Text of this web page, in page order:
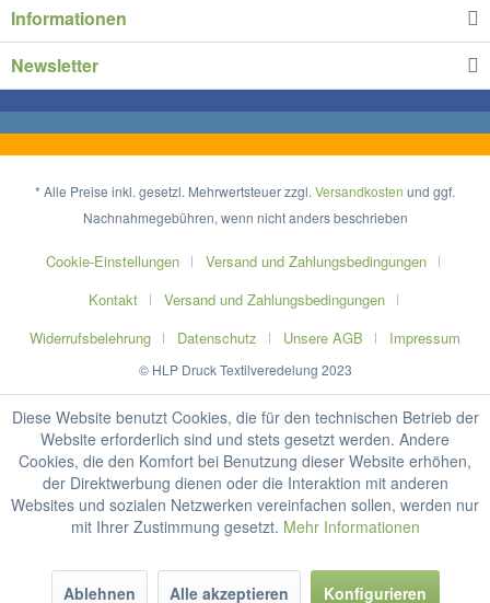
Informationen
Newsletter
* Alle Preise inkl. gesetzl. Mehrwertsteuer zzgl. Versandkosten und ggf.
Nachnahmegebühren, wenn nicht anders beschrieben
Cookie-Einstellungen
Versand und Zahlungsbedingungen
Kontakt
Versand und Zahlungsbedingungen
Widerrufsbelehrung
Datenschutz Unsere AGB Impressum
© HLP Druck Textilveredelung 2023
Diese Website benutzt Cookies, die für den technischen Betrieb der
Website erforderlich sind und stets gesetzt werden. Andere
Cookies, die den Komfort bei Benutzung dieser Website erhöhen,
der Direktwerbung dienen oder die Interaktion mit anderen
Websites und sozialen Netzwerken vereinfachen sollen, werden nur
mit Ihrer Zustimmung gesetzt. Mehr Informationen
Ablehnen Alle akzeptieren Konfigurieren